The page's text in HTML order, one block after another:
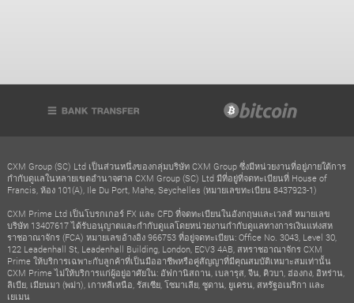
CXM Group (SC) Ltd เป็นส่วนหนึ่งของกลุ่มบริษัท CXM Group ซึ่งมีหน่วยงานที่อยู่ภายใต้การ
กำกับดูแลในหลายเขตอำนาจศาล CXM Group (SC) Ltd มีที่อยู่ที่จดทะเบียนที่ House of
Francis, ห้อง 101(A), Ile Du Port, Mahe, Seychelles (หมายเลขทะเบียน 8437923-1)
CXM Prime Ltd เป็นโบรกเกอร์ FX และ CFD ที่จดทะเบียนในอังกฤษและเวลส์ หมายเลข
บริษัท 13407617 ได้รับอนุญาตและกำกับดูแลโดยหน่วยงานกำกับดูแลทางการเงินแห่งสห
ราชอาณาจักร (FCA) หมายเลขอ้างอิง 966753 ที่อยู่จดทะเบียน: Office No. 3043, Level 30,
122 Leadenhall St, Leadenhall Building, London, ECV3 4AB, สหราชอาณาจักร CXM
Prime ให้บริการเฉพาะกับลูกค้าที่เป็นมืออาชีพหรือคู่สัญญาที่มีคุณสมบัติเหมาะสมเท่านั้น
CXM Prime ไม่ให้บริการแก่ผู้อยู่อาศัยใน: อัฟกานิสถาน, เบลารุส, จีน, คิวบา, ฮ่องกง, อิหร่าน,
ลิเบีย, เมียนมา (พม่า), เกาหลีเหนือ, รัสเซีย, โซมาเลีย, ซูดาน, ยูเครน, สหรัฐอเมริกา และ
เยเมน